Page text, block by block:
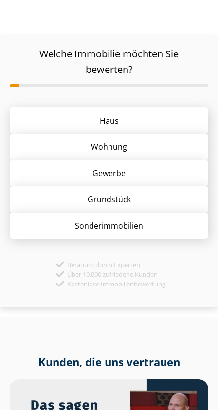
Welche Immobilie möchten Sie
bewerten?
Haus
Wohnung
Gewerbe
Grund­stück
Sonder­immobilien
Beratung durch Experten
Über 10.000 zufriedene Kunden
Kostenlose Immobilienbewertung
Kunden, die uns vertrauen